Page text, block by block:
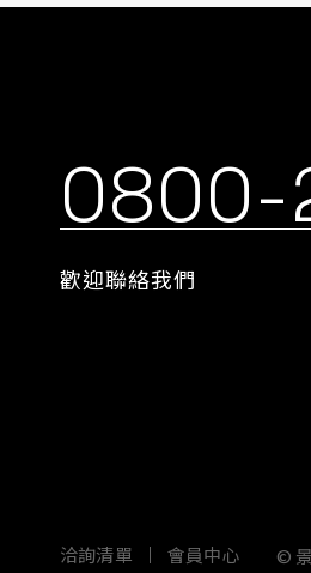
0800-
歡迎聯絡我們
洽詢清單 會員中心 ©
及讓我們投放相關聯的行銷內容